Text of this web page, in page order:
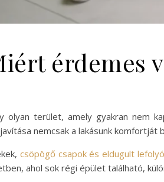
érdemes
olyan terület, amely gyakran nem
nemcsak a lakásunk
csöpögő csapok és eldugult
ahol sok régi épület található,